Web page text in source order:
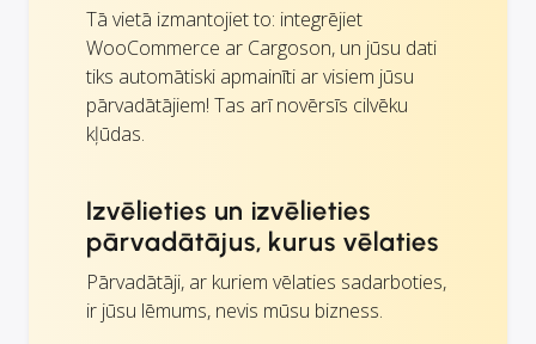
Tā vietā izmantojiet to: integrējiet
WooCommerce ar Cargoson, un jūsu dati
tiks automātiski apmainīti ar visiem jūsu
pārvadātājiem! Tas arī novērsīs cilvēku
kļūdas.
Izvēlieties un izvēlieties
pārvadātājus, kurus vēlaties
Pārvadātāji, ar kuriem vēlaties sadarboties,
ir jūsu lēmums, nevis mūsu bizness.